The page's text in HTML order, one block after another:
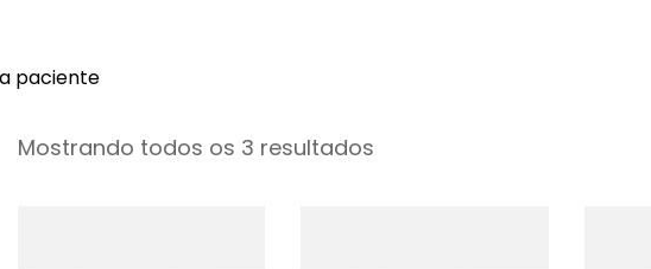
paciente
Mostrando todos os 3 resultados